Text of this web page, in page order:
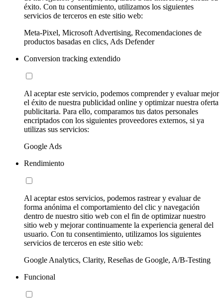
éxito. Con tu consentimiento, utilizamos los siguientes
servicios de terceros en este sitio web:
Meta-Pixel, Microsoft Advertising, Recomendaciones de
productos basadas en clics, Ads Defender
Conversion tracking extendido
Al aceptar este servicio, podemos comprender y evaluar mejor
el éxito de nuestra publicidad online y optimizar nuestra oferta
publicitaria. Para ello, comparamos tus datos personales
encriptados con los siguientes proveedores externos, si ya
utilizas sus servicios:
Google Ads
Rendimiento
Al aceptar estos servicios, podemos rastrear y evaluar de
forma anónima el comportamiento del clic y navegación
dentro de nuestro sitio web con el fin de optimizar nuestro
sitio web y mejorar continuamente la experiencia general del
usuario. Con tu consentimiento, utilizamos los siguientes
servicios de terceros en este sitio web:
Google Analytics, Clarity, Reseñas de Google, A/B-Testing
Funcional